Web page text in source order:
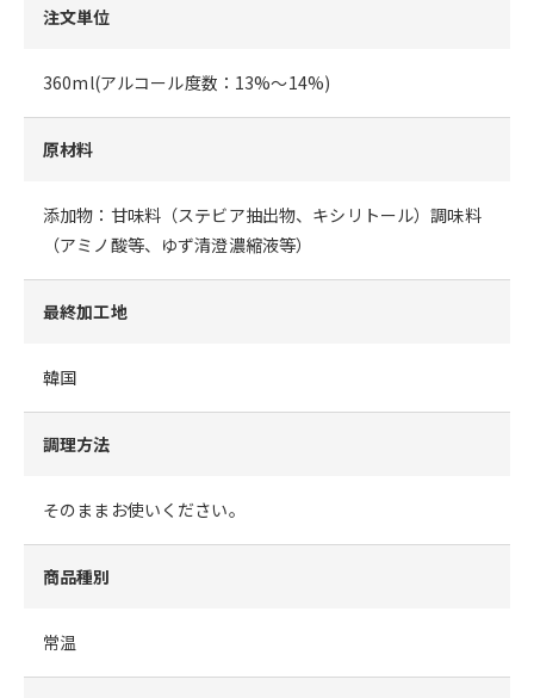
注文単位
360ml(アルコール度数：13%～14%)
原材料
添加物：甘味料（ステビア抽出物、キシリトール）調味料
（アミノ酸等、ゆず清澄濃縮液等）
最終加工地
韓国
調理方法
そのままお使いください。
商品種別
常温